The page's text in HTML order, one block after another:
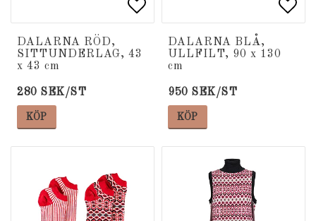
Lägg till i
Lägg till i
DALARNA RÖD,
SITTUNDERLAG, 43
x 43 cm
280 SEK/ST
KÖP
DALARNA BLÅ,
ULLFILT, 90 x 130
cm
950 SEK/ST
KÖP